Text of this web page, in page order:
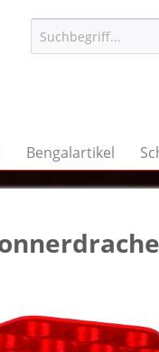
Bengalartikel